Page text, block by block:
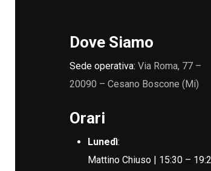
Dove Siamo
Sede operativa:Via Roma, 77 –
20090 – Cesano Boscone (Mi)
Orari
Lunedì:
Mattino Chiuso | 15:30 –